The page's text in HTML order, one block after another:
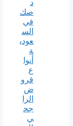
د
صك
في
الس
عودي
ة
أنوا
ع
قرو
ض
الرا
جح
ي